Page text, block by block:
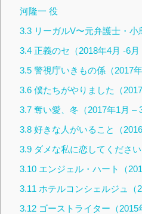
河隆一 役
3.3 リーガルV〜元弁護士・
3.4 正義のセ（2018年4月 -6
3.5 警視庁いきもの係（2017
3.6 僕たちがやりました（
3.7 奪い愛、冬（2017年1月 –
3.8 好きな人がいること（
3.9 ダメな私に恋してくださ
3.10 エンジェル・ハート（
3.11 ホテルコンシェルジュ（
3.12 ゴーストライター（